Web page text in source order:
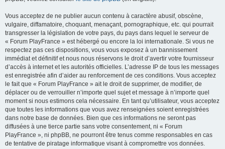
Vous acceptez de ne publier aucun contenu à caractère abusif, obscène,
vulgaire, diffamatoire, choquant, menaçant, pornographique, etc. qui pourrait
transgresser la législation de votre pays, du pays dans lequel le serveur de
« Forum PlayFrance » est hébergé ou encore la loi internationale. Si vous ne
respectez pas ces dispositions, vous vous exposez à un bannissement
immédiat et définitif et nous nous réservons le droit d’avertir votre fournisseur
d’accès à internet et les autorités officielles. L’adresse IP de tous les messages
est enregistrée afin d’aider au renforcement de ces conditions. Vous acceptez
le fait que « Forum PlayFrance » ait le droit de supprimer, de modifier, de
déplacer ou de verrouiller n’importe quel sujet et message à n’importe quel
moment si nous estimons cela nécessaire. En tant qu’utilisateur, vous acceptez
que toutes les informations que vous avez renseignées soient enregistrées
dans notre base de données. Bien que ces informations ne seront pas
diffusées à une tierce partie sans votre consentement, ni « Forum
PlayFrance », ni phpBB, ne pourront être tenus comme responsables en cas
de tentative de piratage informatique visant à compromettre vos données.